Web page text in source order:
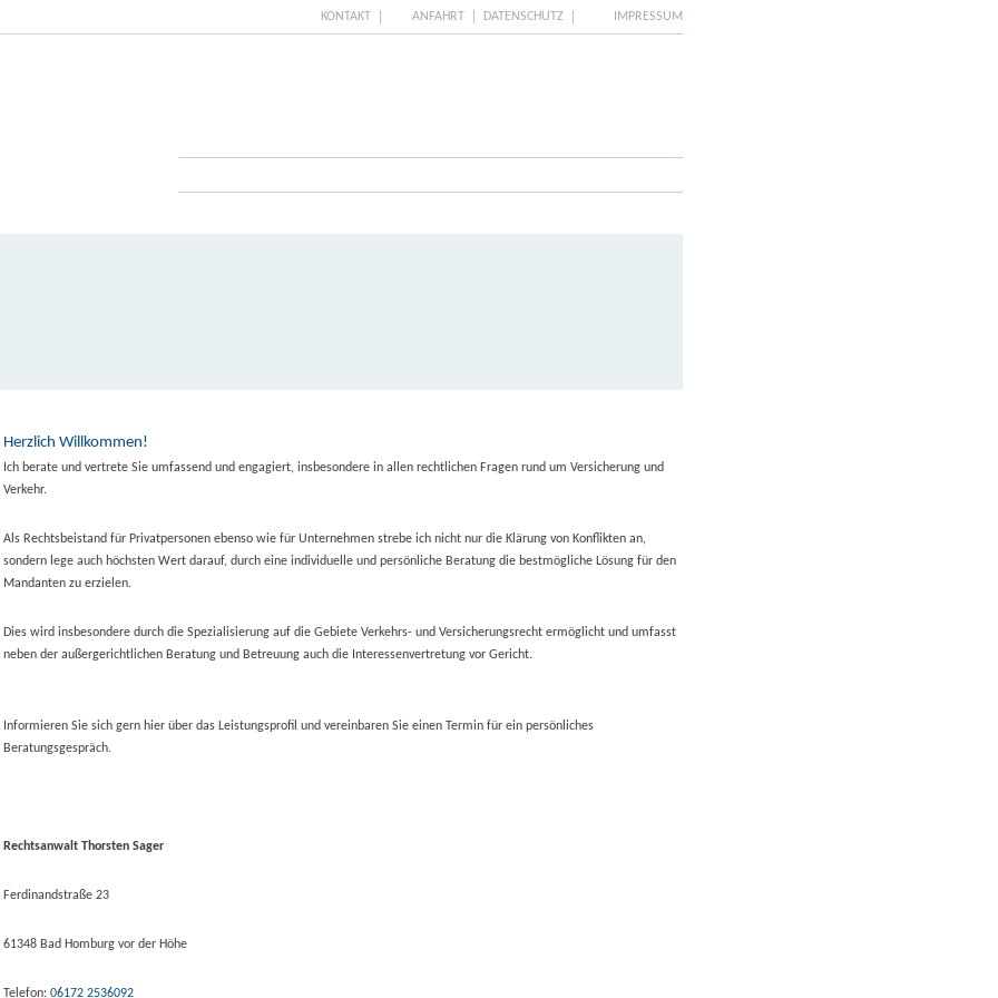
Herzlich Willkommen!
Ich berate und vertrete Sie umfassend und engagiert, insbesondere in allen rechtlichen Fragen rund um Versicherung und
Verkehr.
Als Rechtsbeistand für Privatpersonen ebenso wie für Unternehmen strebe ich nicht nur die Klärung von Konflikten an,
sondern lege auch höchsten Wert darauf, durch eine individuelle und persönliche Beratung die bestmögliche Lösung für den
Mandanten zu erzielen.
Dies wird insbesondere durch die Spezialisierung auf die Gebiete Verkehrs- und Versicherungsrecht ermöglicht und umfasst
neben der außergerichtlichen Beratung und Betreuung auch die Interessenvertretung vor Gericht.
Informieren Sie sich gern hier über das Leistungsprofil und vereinbaren Sie einen Termin für ein persönliches
Beratungsgespräch.
Rechtsanwalt Thorsten Sager
Ferdinandstraße 23
61348 Bad Homburg vor der Höhe
Telefon: 06172 2536092
KONTAKT ANFAHRT DATENSCHUTZ IMPRESSUM